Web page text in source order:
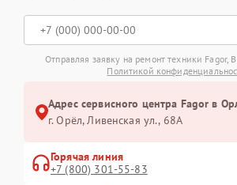
Отправляя заявку на ремонт техники Fagor,
Политикой
Адрес сервисного центра Fagor в
г. Орёл, Ливенская ул., 68А
Горячая линия
+7 (800) 301-55-83